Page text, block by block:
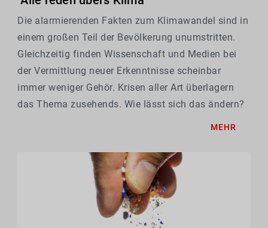
Die alarmierenden Fakten zum Klimawandel sind in
einem großen Teil der Bevölkerung unumstritten.
Gleichzeitig finden Wissenschaft und Medien bei
der Vermittlung neuer Erkenntnisse scheinbar
immer weniger Gehör. Krisen aller Art überlagern
das Thema zusehends. Wie lässt sich das ändern?
MEHR